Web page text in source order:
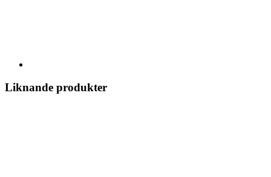
Liknande produkter